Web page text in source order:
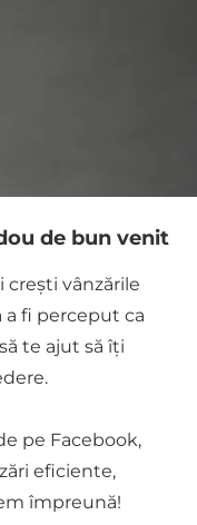
de bun venit
crești vânzările
a fi perceput ca
te ajut să îți
pe Facebook,
eficiente,
împreună!